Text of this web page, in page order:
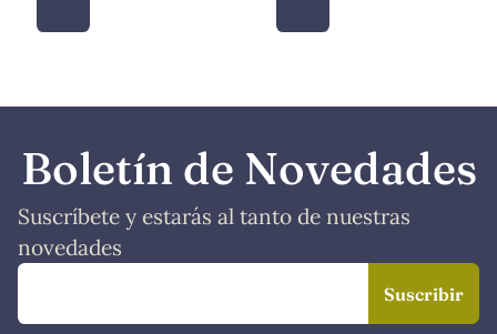
Boletín de Novedades
Suscríbete y estarás al tanto de nuestras
novedades